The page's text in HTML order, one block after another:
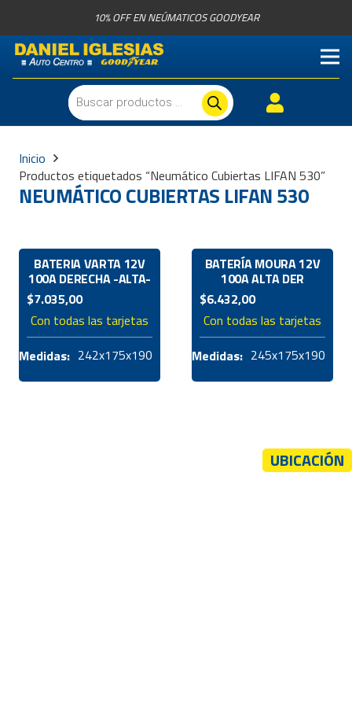
10% OFF EN NEÚMATICOS GOODYEAR
Búsqueda
de
productos
Inicio
Productos etiquetados “Neumático Cubiertas LIFAN 530”
NEUMÁTICO CUBIERTAS LIFAN 530
BATERIA VARTA 12V
100A DERECHA -ALTA-
$7.035,00
Con todas las tarjetas
Medidas: 242x175x190
BATERÍA MOURA 12V
100A ALTA DER
$6.432,00
Con todas las tarjetas
Medidas: 245x175x190
UBICACIÓN